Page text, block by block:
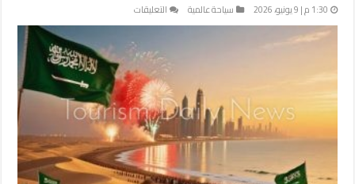
1:30 م | 9 يونيو، 2026 سياحة عالمية التعليقات
تعديلات
جديدة
على
مرافق
الضيافة
السعودية
لرفع
جودة
الخدمات
وتعزز